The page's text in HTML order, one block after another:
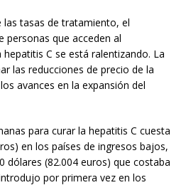
tasas de tratamiento, el
personas que acceden al
C se está ralentizando. La
las reducciones de precio de la
avances en la expansión del
para curar la hepatitis C cuesta
en los países de ingresos bajos,
dólares (82.004 euros) que costaba
por primera vez en los